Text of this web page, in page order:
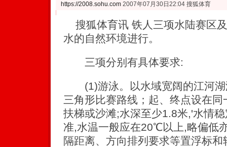
https://2008.sohu.com 2007年07月30日22:04 搜狐体育
搜狐体育讯 铁人三项水陆赛区
水的自然环境进行。
三项分别有具体要求:
(1)游泳。以水域宽阔的江河湖
三角形比赛路线；起、终点设在
扶梯或沙滩;水深至少1.8米,'水情
准,水温一般应在20℃以上,略偏低
隔距离、方向排列要求等置浮标和